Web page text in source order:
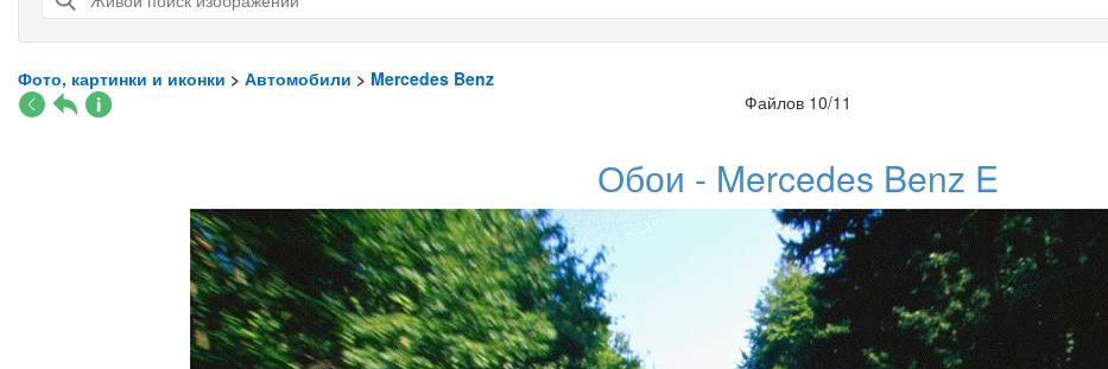
Фото, картинки и иконки > Автомобили > Mercedes Benz
Файлов 10/11
Обои - Mercedes Benz E